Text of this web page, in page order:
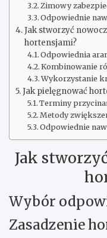
Zimowy
Odpowiednie
Jak stworzyć
hortensjami?
Odpowiednia
Kombinowanie
Wykorzystanie
Jak pielęgnować
Terminy
Metody
Odpowiednie
Jak
Wybór
Zasadzenie